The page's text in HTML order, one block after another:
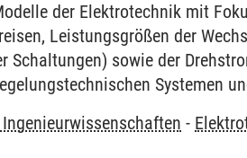
der Elektrotechnik mit
Leistungsgrößen der
Schaltungen) sowie der
Systemen
-